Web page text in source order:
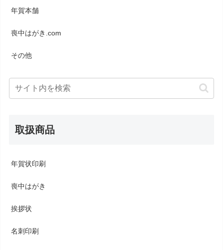
年賀本舗
喪中はがき.com
その他
取扱商品
年賀状印刷
喪中はがき
挨拶状
名刺印刷